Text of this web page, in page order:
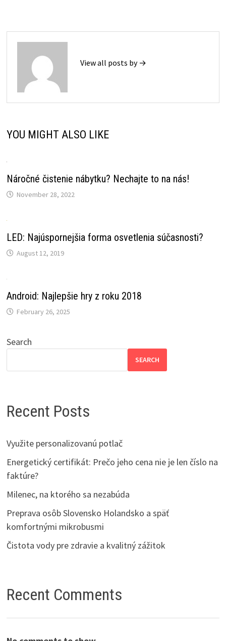
View all posts by →
YOU MIGHT ALSO LIKE
Náročné čistenie nábytku? Nechajte to na nás!
November 28, 2022
LED: Najúspornejšia forma osvetlenia súčasnosti?
August 12, 2019
Android: Najlepšie hry z roku 2018
February 26, 2025
Search
SEARCH
Recent Posts
Využite personalizovanú potlač
Energetický certifikát: Prečo jeho cena nie je len číslo na
faktúre?
Milenec, na ktorého sa nezabúda
Preprava osôb Slovensko Holandsko a späť
komfortnými mikrobusmi
Čistota vody pre zdravie a kvalitný zážitok
Recent Comments